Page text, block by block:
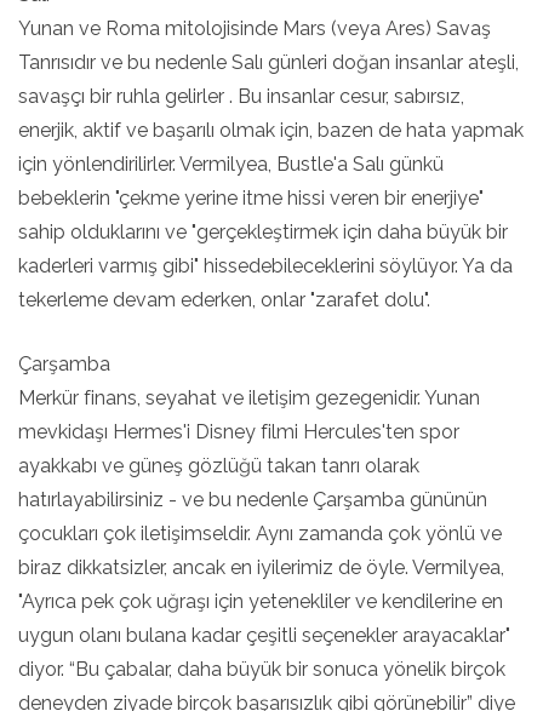
Yunan ve Roma mitolojisinde Mars (veya Ares) Savaş
Tanrısıdır ve bu nedenle Salı günleri doğan insanlar ateşli,
savaşçı bir ruhla gelirler . Bu insanlar cesur, sabırsız,
enerjik, aktif ve başarılı olmak için, bazen de hata yapmak
için yönlendirilirler. Vermilyea, Bustle'a Salı günkü
bebeklerin "çekme yerine itme hissi veren bir enerjiye"
sahip olduklarını ve "gerçekleştirmek için daha büyük bir
kaderleri varmış gibi" hissedebileceklerini söylüyor. Ya da
tekerleme devam ederken, onlar "zarafet dolu".
Çarşamba
Merkür finans, seyahat ve iletişim gezegenidir. Yunan
mevkidaşı Hermes'i Disney filmi Hercules'ten spor
ayakkabı ve güneş gözlüğü takan tanrı olarak
hatırlayabilirsiniz - ve bu nedenle Çarşamba gününün
çocukları çok iletişimseldir. Aynı zamanda çok yönlü ve
biraz dikkatsizler, ancak en iyilerimiz de öyle. Vermilyea,
"Ayrıca pek çok uğraşı için yetenekliler ve kendilerine en
uygun olanı bulana kadar çeşitli seçenekler arayacaklar"
diyor. “Bu çabalar, daha büyük bir sonuca yönelik birçok
deneyden ziyade birçok başarısızlık gibi görünebilir” diye